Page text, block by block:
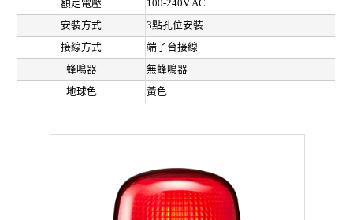
額定電壓
100-240V AC
安裝方式
3點孔位安裝
接線方式
端子台接線
蜂鳴器
無蜂鳴器
地球色
黃色